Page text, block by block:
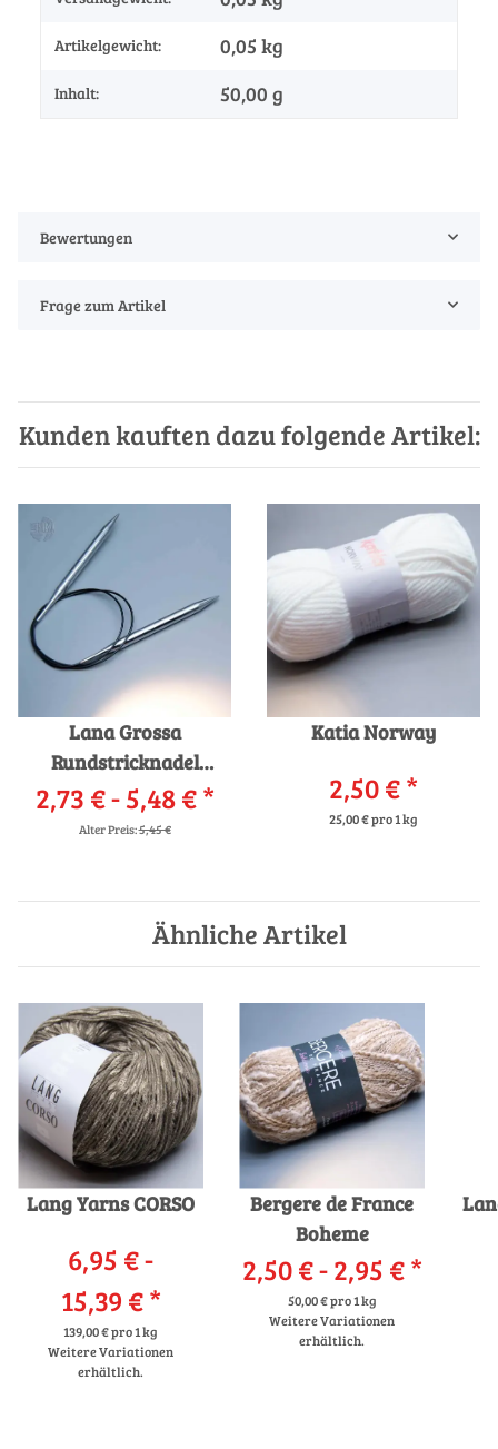
Artikelgewicht: 0,05 kg
Inhalt: 50,00 g
Bewertungen
Frage zum Artikel
Kunden kauften dazu folgende Artikel:
Lana Grossa
Rundstricknadel
Messing
2,73 € -5,48 €*
Alter Preis:5,45 €
Katia Norway
2,50 €*
25,00 € pro 1 kg
Ähnliche Artikel
Lang Yarns CORSO
6,95 € -
15,39 €*
139,00 € pro 1 kg
Weitere Variationen
erhältlich.
Bergere de France
Boheme
2,50 € -2,95 €*
50,00 € pro 1 kg
Weitere Variationen
erhältlich.